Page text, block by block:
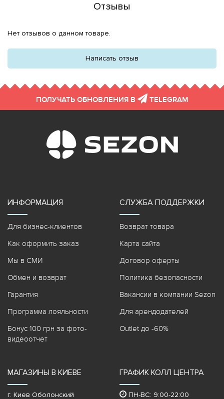
Отзывы
Нет отзывов о данном товаре.
Написать отзыв
ПОЛУЧАТЬ ОБНОВЛЕНИЯ В TELEGRAM
ИНФОРМАЦИЯ
Для бизнес-клиентов
Как оформить заказ
Мы в СМИ
Обмен и возврат
Гарантия
Программа лояльности
Бонус 100 грн за фото-
видеоотчет
СЛУЖБА ПОДДЕРЖКИ
Возврат товара
Карта сайта
Договор оферты
Политика безопасности
Вакансии в компании Sezon
Для арендодателей
Outlet до -60%
МАГАЗИНЫ В КИЕВЕ
г. Киев Оболонский
ГРАФИК КОЛЛ ЦЕНТРА
ПН-ВС: 9:00-22:00